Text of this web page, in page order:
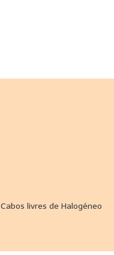
Cabos livres de Halogéneo